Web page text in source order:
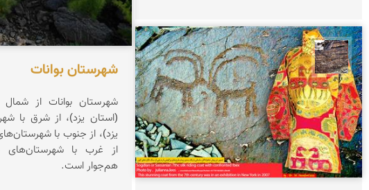
محمد ناصری فرد
شهرستان بوانات
شهرستان بوانات از شمال
(استان یزد)، از شرق با
یزد)، از جنوب با
از غرب با شهرستان‌های
هم‌جوار است.